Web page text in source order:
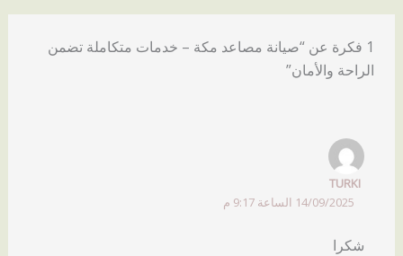
1 فكرة عن “صيانة مصاعد مكة – خدمات متكاملة تضمن
الراحة والأمان”
TURKI
14/09/2025 الساعة 9:17 م
شكرا